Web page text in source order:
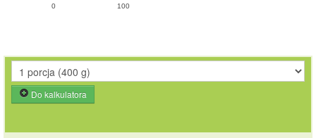
0 100
Do kalkulatora